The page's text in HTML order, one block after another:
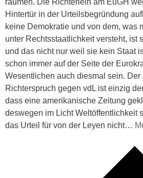
räumen. Die Richterlein am EuGH
Hintertür in der Urteilsbegründung
keine Demokratie und von dem, was
unter Rechtsstaatlichkeit versteht, ist
und das nicht nur weil sie kein Staat
schon immer auf der Seite der
Wesentlichen auch diesmal sein. Der
Richterspruch gegen vdL ist einzig
dass eine amerikanische Zeitung
deswegen im Licht Weltöffentlichkeit
das Urteil für von der Leyen nicht…